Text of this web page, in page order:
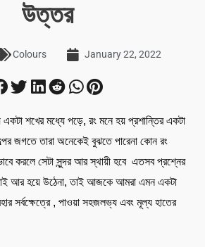
উত্তর
Colours January 22, 2022
শখের মধ্যে পড়ে, রং মনে হয় প্রশান্তির একটা
জগতে তারা অনেকেই বুঝতে পারেনা কোন রং
করলে সেটা সুন্দর আর স্থায়ী হবে এতসব প্রশ্নের
আর হয়ে উঠেনা, তাই আজকে আমরা এমন একটা
সর্বক্ষেত্রে , পাওয়া সহজলভ্য এবং মূল্য হাতের